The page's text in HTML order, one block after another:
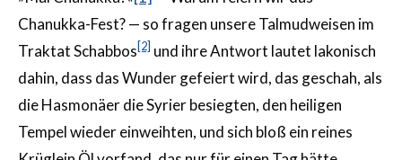
Chanukka-Fest? — so fragen unsere Talmudweisen im
Traktat Schabbos[2] und ihre Antwort lautet lakonisch
dahin, dass das Wunder gefeiert wird, das geschah, als
die Hasmonäer die Syrier besiegten, den heiligen
Tempel wieder einweihten, und sich bloß ein reines